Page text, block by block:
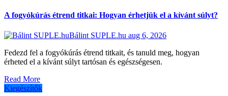
A fogyókúrás étrend titkai: Hogyan érhetjük el a kívánt súlyt?
Bálint SUPLE.hu aug 6, 2026
Fedezd fel a fogyókúrás étrend titkait, és tanuld meg, hogyan
érheted el a kívánt súlyt tartósan és egészségesen.
Read More
Kiegészítők